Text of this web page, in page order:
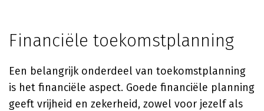
Financiële toekomstplanning
Een belangrijk onderdeel van toekomstplanning
is het financiële aspect. Goede financiële planning
geeft vrijheid en zekerheid, zowel voor jezelf als